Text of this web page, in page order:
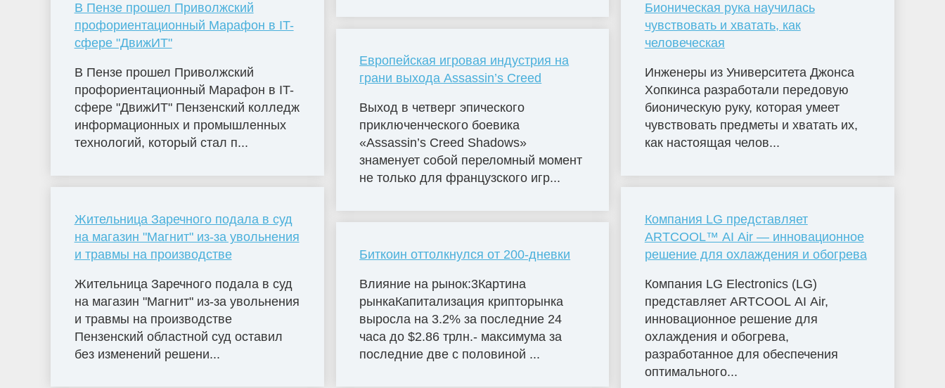
В Пензе прошел Приволжский
профориентационный Марафон в IT-
сфере "ДвижИТ"
В Пензе прошел Приволжский
профориентационный Марафон в IT-
сфере "ДвижИТ" Пензенский колледж
информационных и промышленных
технологий, который стал п...
Жительница Заречного подала в суд
на магазин "Магнит" из-за увольнения
и травмы на производстве
Жительница Заречного подала в суд
на магазин "Магнит" из-за увольнения
и травмы на производстве
Пензенский областной суд оставил
без изменений решени...
Европейская игровая индустрия на
грани выхода Assassin’s Creed
Выход в четверг эпического
приключенческого боевика
«Assassin’s Creed Shadows»
знаменует собой переломный момент
не только для французского игр...
Биткоин оттолкнулся от 200-дневки
Влияние на рынок:3Картина
рынкаКапитализация крипторынка
выросла на 3.2% за последние 24
часа до $2.86 трлн.- максимума за
последние две с половиной ...
Бионическая рука научилась
чувствовать и хватать, как
человеческая
Инженеры из Университета Джонса
Хопкинса разработали передовую
бионическую руку, которая умеет
чувствовать предметы и хватать их,
как настоящая челов...
Компания LG представляет
ARTCOOL™ AI Air — инновационное
решение для охлаждения и обогрева
Компания LG Electronics (LG)
представляет ARTCOOL AI Air,
инновационное решение для
охлаждения и обогрева,
разработанное для обеспечения
оптимального...